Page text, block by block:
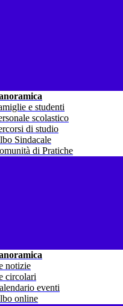
e studenti
scolastico
di studio
Sindacale
di Pratiche
notizie
circolari
eventi
online